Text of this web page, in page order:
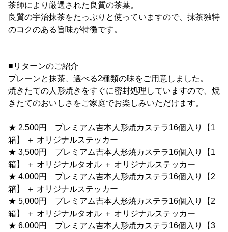
茶師により厳選された良質の茶葉。
良質の宇治抹茶をたっぷりと使っていますので、抹茶独特
のコクのある旨味が特徴です。
■リターンのご紹介
プレーンと抹茶、選べる2種類の味をご用意しました。
焼きたての人形焼きをすぐに密封処理していますので、焼
きたてのおいしさをご家庭でお楽しみいただけます。
★ 2,500円 プレミアム吉本人形焼カステラ16個入り【1
箱】 ＋ オリジナルステッカー
★ 3,500円 プレミアム吉本人形焼カステラ16個入り【1
箱】 ＋ オリジナルタオル ＋ オリジナルステッカー
★ 4,000円 プレミアム吉本人形焼カステラ16個入り【2
箱】 ＋ オリジナルステッカー
★ 5,000円 プレミアム吉本人形焼カステラ16個入り【2
箱】 ＋ オリジナルタオル ＋ オリジナルステッカー
★ 6,000円 プレミアム吉本人形焼カステラ16個入り【3